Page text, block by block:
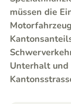
müssen die
Unterhalt